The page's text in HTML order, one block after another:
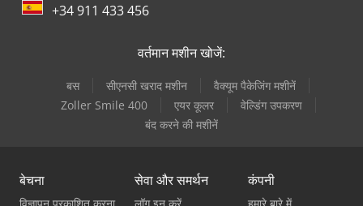
+34 911 433 456
वर्तमान मशीन खोजें:
बस सीएनसी खराद मशीन
वैक्यूम पैकेजिंग मशीनें
Zoller Smile 400
एयर कूलर
वेल्डिंग उपकरण
बंद करने की मशीनें
बेचना
विज्ञापन प्रकाशित करना
सेवा और समर्थन
लॉग इन करें
कंपनी
हमारे बारे में